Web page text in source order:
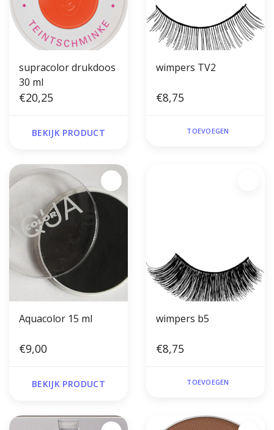
supracolor drukdoos
30 ml
€20,25
BEKIJK PRODUCT
wimpers TV2
€8,75
TOEVOEGEN
Aquacolor 15 ml
€9,00
BEKIJK PRODUCT
wimpers b5
€8,75
TOEVOEGEN